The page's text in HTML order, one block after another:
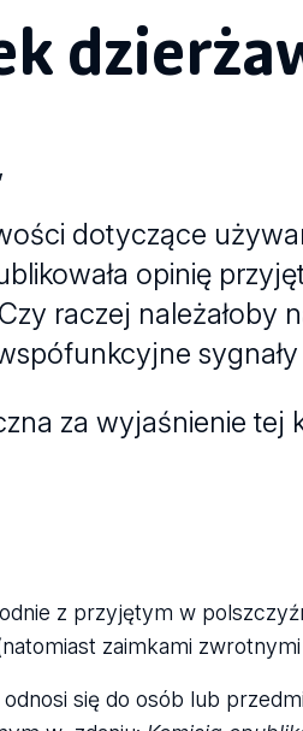
dotyczące
opinię
raczej należałoby
za wyjaśnienie tej
z przyjętym w
zaimkami
odnosi się do osób lub